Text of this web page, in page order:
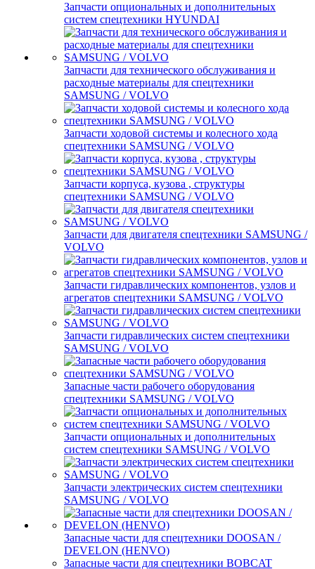
Запчасти опциональных и дополнительных
систем спецтехники HYUNDAI
Запчасти для технического обслуживания и
расходные материалы для спецтехники
SAMSUNG / VOLVO
Запчасти ходовой системы и колесного хода
спецтехники SAMSUNG / VOLVO
Запчасти корпуса, кузова , структуры
спецтехники SAMSUNG / VOLVO
Запчасти для двигателя спецтехники SAMSUNG /
VOLVO
Запчасти гидравлических компонентов, узлов и
агрегатов спецтехники SAMSUNG / VOLVO
Запчасти гидравлических систем спецтехники
SAMSUNG / VOLVO
Запасные части рабочего оборудования
спецтехники SAMSUNG / VOLVO
Запчасти опциональных и дополнительных
систем спецтехники SAMSUNG / VOLVO
Запчасти электрических систем спецтехники
SAMSUNG / VOLVO
Запасные части для спецтехники DOOSAN /
DEVELON (HENVO)
Запасные части для спецтехники BOBCAT